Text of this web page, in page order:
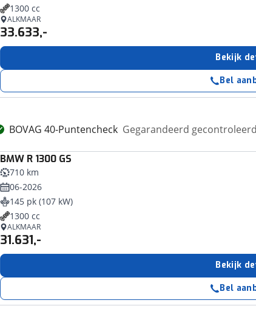
1300 cc
ALKMAAR
33.633,-
Bekijk
Bel
BOVAG 40-Puntencheck Gegarandeerd
BMW R 1300 GS
710 km
06-2026
145 pk (107 kW)
1300 cc
ALKMAAR
31.631,-
Bekijk
Bel